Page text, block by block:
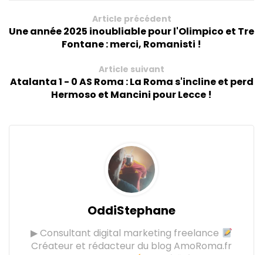
Article précédent
Une année 2025 inoubliable pour l'Olimpico et Tre
Fontane : merci, Romanisti !
Article suivant
Atalanta 1 - 0 AS Roma : La Roma s'incline et perd
Hermoso et Mancini pour Lecce !
OddiStephane
▶ Consultant digital marketing freelance
Créateur et rédacteur du blog AmoRoma.fr